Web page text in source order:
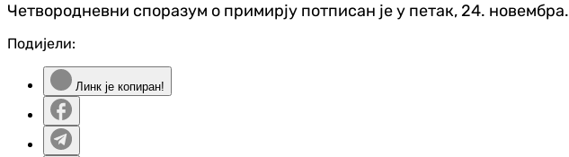
Четвородневни споразум о примирју потписан је у петак, 24. новембра.
Подијели:
Линк је копиран!